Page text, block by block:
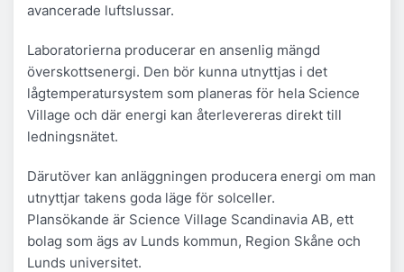
avancerade luftslussar.
Laboratorierna producerar en ansenlig mängd
överskottsenergi. Den bör kunna utnyttjas i det
lågtemperatursystem som planeras för hela Science
Village och där energi kan återlevereras direkt till
ledningsnätet.
Därutöver kan anläggningen producera energi om man
utnyttjar takens goda läge för solceller.
Plansökande är Science Village Scandinavia AB, ett
bolag som ägs av Lunds kommun, Region Skåne och
Lunds universitet.